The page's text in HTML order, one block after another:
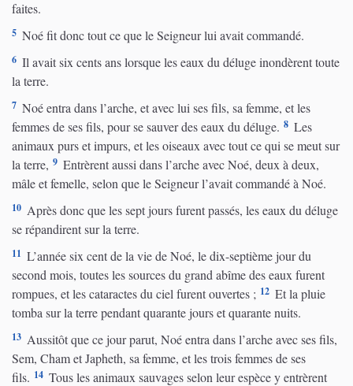
faites.
5 Noé fit donc tout ce que le Seigneur lui avait commandé.
6 Il avait six cents ans lorsque les eaux du déluge inondèrent toute
la terre.
7 Noé entra dans l’arche, et avec lui ses fils, sa femme, et les
femmes de ses fils, pour se sauver des eaux du déluge. 8 Les
animaux purs et impurs, et les oiseaux avec tout ce qui se meut sur
la terre, 9 Entrèrent aussi dans l’arche avec Noé, deux à deux,
mâle et femelle, selon que le Seigneur l’avait commandé à Noé.
10 Après donc que les sept jours furent passés, les eaux du déluge
se répandirent sur la terre.
11 L’année six cent de la vie de Noé, le dix-septième jour du
second mois, toutes les sources du grand abîme des eaux furent
rompues, et les cataractes du ciel furent ouvertes ; 12 Et la pluie
tomba sur la terre pendant quarante jours et quarante nuits.
13 Aussitôt que ce jour parut, Noé entra dans l’arche avec ses fils,
Sem, Cham et Japheth, sa femme, et les trois femmes de ses
fils. 14 Tous les animaux sauvages selon leur espèce y entrèrent